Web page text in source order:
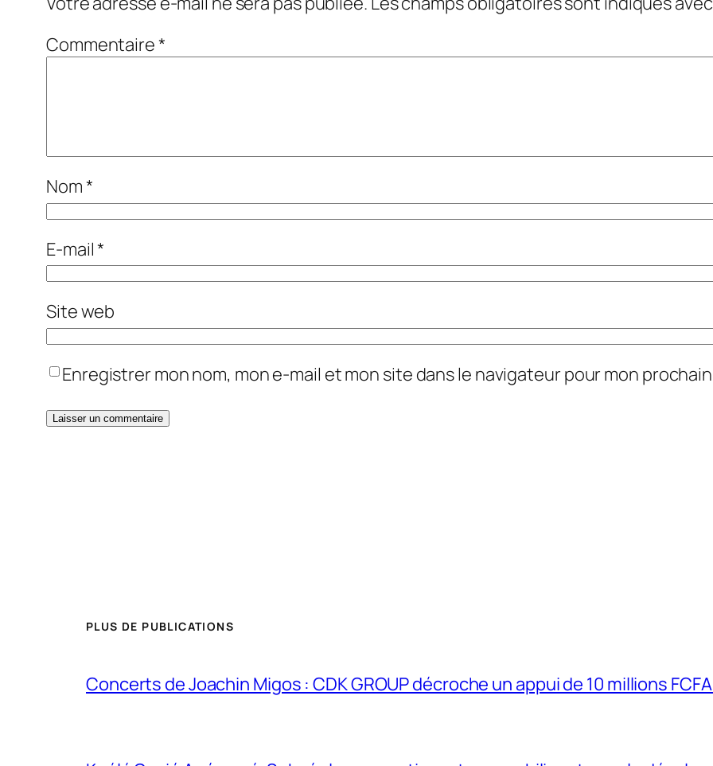
Commentaire*
Nom*
E-mail*
Site web
Enregistrer mon nom, mon e-mail et mon site dans le navigateur pour mon
PLUS DE PUBLICATIONS
Concerts de Joachin Migos : CDK GROUP décroche un appui de 10 millions